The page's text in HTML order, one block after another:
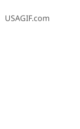
USAGIF.com